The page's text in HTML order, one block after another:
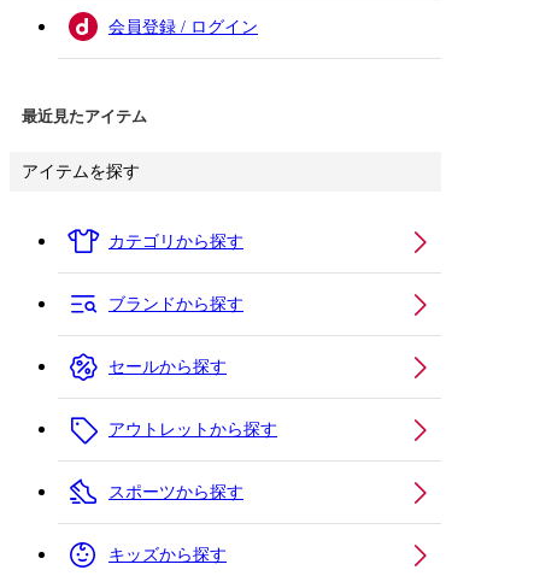
会員登録 / ログイン
最近見たアイテム
アイテムを探す
カテゴリから探す
ブランドから探す
セールから探す
アウトレットから探す
スポーツから探す
キッズから探す